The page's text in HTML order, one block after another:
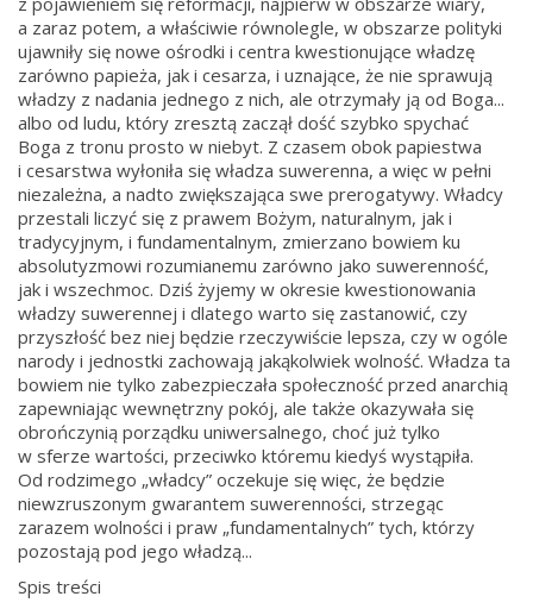
a zaraz potem, a właściwie równolegle, w obszarze polityki
ujawniły się nowe ośrodki i centra kwestionujące władzę
zarówno papieża, jak i cesarza, i uznające, że nie sprawują
władzy z nadania jednego z nich, ale otrzymały ją od Boga...
albo od ludu, który zresztą zaczął dość szybko spychać
Boga z tronu prosto w niebyt. Z czasem obok papiestwa
i cesarstwa wyłoniła się władza suwerenna, a więc w pełni
niezależna, a nadto zwiększająca swe prerogatywy. Władcy
przestali liczyć się z prawem Bożym, naturalnym, jak i
tradycyjnym, i fundamentalnym, zmierzano bowiem ku
absolutyzmowi rozumianemu zarówno jako suwerenność,
jak i wszechmoc. Dziś żyjemy w okresie kwestionowania
władzy suwerennej i dlatego warto się zastanowić, czy
przyszłość bez niej będzie rzeczywiście lepsza, czy w ogóle
narody i jednostki zachowają jakąkolwiek wolność. Władza ta
bowiem nie tylko zabezpieczała społeczność przed anarchią
zapewniając wewnętrzny pokój, ale także okazywała się
obrończynią porządku uniwersalnego, choć już tylko
w sferze wartości, przeciwko któremu kiedyś wystąpiła.
Od rodzimego „władcy” oczekuje się więc, że będzie
niewzruszonym gwarantem suwerenności, strzegąc
zarazem wolności i praw „fundamentalnych” tych, którzy
pozostają pod jego władzą...
Spis treści